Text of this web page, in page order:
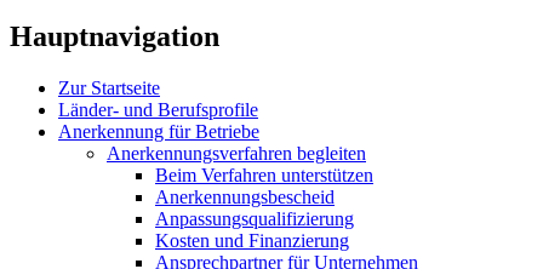
Hauptnavigation
Zur Startseite
Länder- und Berufsprofile
Anerkennung für Betriebe
Anerkennungsverfahren begleiten
Beim Verfahren unterstützen
Anerkennungsbescheid
Anpassungsqualifizierung
Kosten und Finanzierung
Ansprechpartner für Unternehmen